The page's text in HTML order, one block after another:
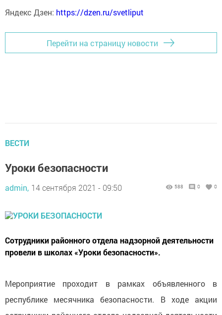
Яндекс Дзен: https://dzen.ru/svetliput
Перейти на страницу новости
ВЕСТИ
Уроки безопасности
admin, 14 сентября 2021 - 09:50 588 0 0
Сотрудники районного отдела надзорной деятельности
провели в школах «Уроки безопасности».
Мероприятие проходит в рамках объявленного в
республике месячника безопасности. В ходе акции